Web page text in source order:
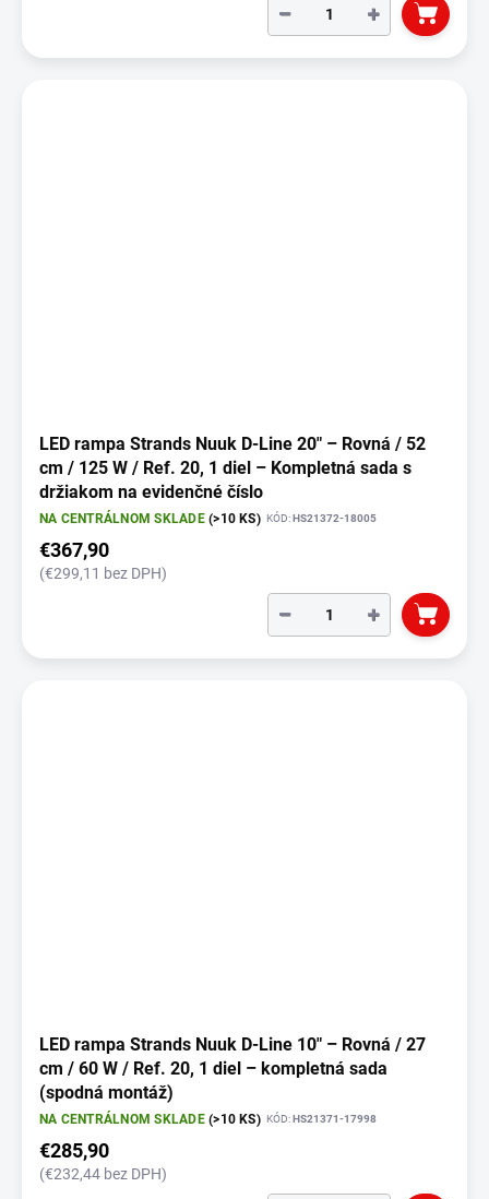
+
−
LED rampa Strands Nuuk D-Line 20" – Rovná / 52
cm / 125 W / Ref. 20, 1 diel – Kompletná sada s
držiakom na evidenčné číslo
NA CENTRÁLNOM SKLADE(>10 KS) KÓD:HS21372-18005
€367,90
(€299,11 bez DPH)
+
−
LED rampa Strands Nuuk D-Line 10" – Rovná / 27
cm / 60 W / Ref. 20, 1 diel – kompletná sada
(spodná montáž)
NA CENTRÁLNOM SKLADE(>10 KS) KÓD:HS21371-17998
€285,90
(€232,44 bez DPH)